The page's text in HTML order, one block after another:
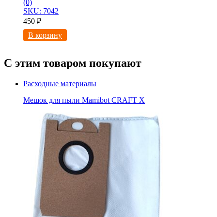
(0)
SKU: 7042
450 ₽
В корзину
С этим товаром покупают
Расходные материалы
Мешок для пыли Mamibot CRAFT X